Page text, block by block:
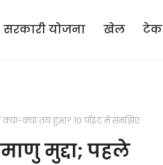
सरकारी योजना खेल टेक
क्या-क्या तय हुआ? 10 पॉइंट में समझिए
मुद्दा; पहले